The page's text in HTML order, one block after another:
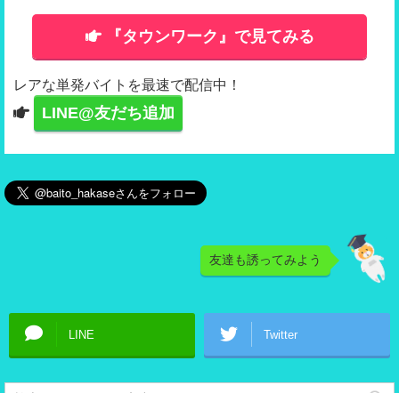
『タウンワーク』で見てみる
レアな単発バイトを最速で配信中！
LINE@友だち追加
友達も誘ってみよう
LINE Twitter